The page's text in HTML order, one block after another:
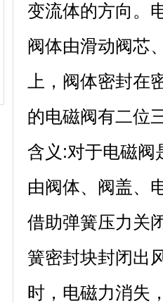
变流体的方向。
阀体由滑动阀芯
上，阀体密封
的电磁阀有二位
含义:对于电磁阀
由阀体、阀盖、
借助弹簧压力关
簧密封块封闭出
时，电磁力消失